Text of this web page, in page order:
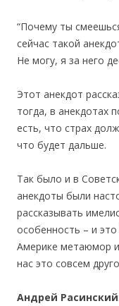
“Почему ты
сейчас такой
Не могу, я за него
Этот анекдот
тогда, в анекдотах
есть, что страх
что будет дальше.
Так было и в
анекдоты были
рассказывать
особенность – и
Америке метаюмор
нас это совсем
Андрей Расинский